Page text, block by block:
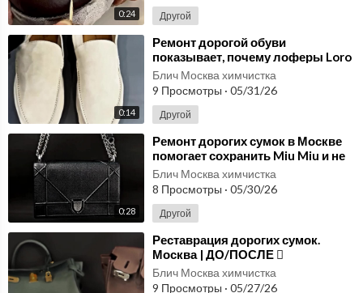
0:24 Другой
0:14
⁣Ремонт дорогой обуви
показывает, почему лоферы Loro
Piana считаются эталоном
комфорта | ДО/ПОСЛЕ
Блич Москва химчистка
9 Просмотры · 05/31/26
Другой
0:28
⁣Ремонт дорогих сумок в Москве
помогает сохранить Miu Miu и не
терять в цене со временем | ДО/
ПОСЛЕ
Блич Москва химчистка
8 Просмотры · 05/30/26
Другой
⁣Реставрация дорогих сумок.
Москва | ДО/ПОСЛЕ 
Блич Москва химчистка
9 Просмотры · 05/27/26